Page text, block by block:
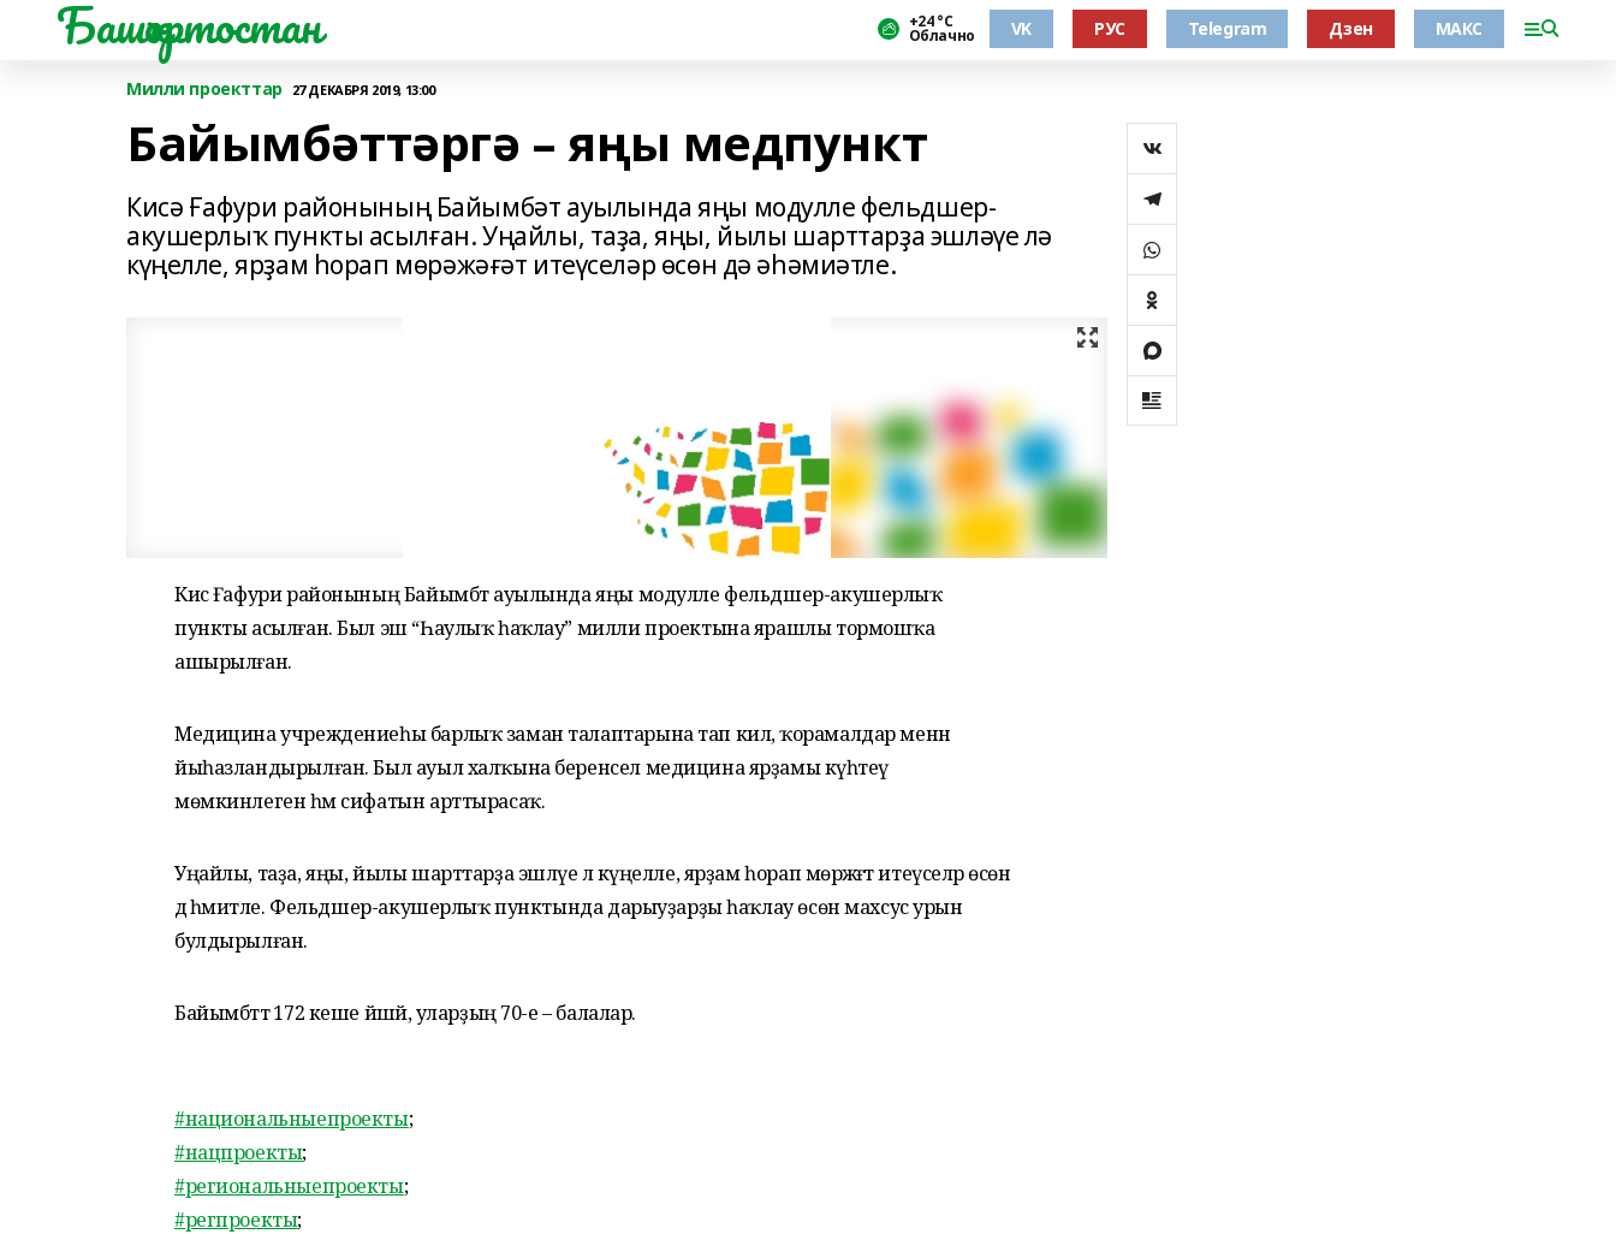
Башҡортостан +24 °С
Облачно VK РУС Telegram Дзен МАКС
Милли проекттар 27 ДЕКАБРЯ 2019, 13:00
Байымбәттәргә – яңы медпункт
Кисә Ғафури районының Байымбәт ауылында яңы модулле фельдшер-
акушерлыҡ пункты асылған. Уңайлы, таҙа, яңы, йылы шарттарҙа эшләүе лә
күңелле, ярҙам һорап мөрәжәғәт итеүселәр өсөн дә әһәмиәтле.
Кисә Ғафури районының Байымбәт ауылында яңы модулле фельдшер-акушерлыҡ
пункты асылған. Был эш “Һаулыҡ һаҡлау” милли проектына ярашлы тормошҡа
ашырылған.
Медицина учреждениеһы барлыҡ заман талаптарына тап килә, ҡорамалдар менән
йыһазландырылған. Был ауыл халҡына беренсел медицина ярҙамы күһәтеү
мөмкинлеген һәм сифатын арттырасаҡ.
Уңайлы, таҙа, яңы, йылы шарттарҙа эшләүе лә күңелле, ярҙам һорап мөрәжәғәт итеүселәр өсөн
дә әһәмиәтле. Фельдшер-акушерлыҡ пунктында дарыуҙарҙы һаҡлау өсөн махсус урын
булдырылған.
Байымбәттә 172 кеше йәшәй, уларҙың 70-е – балалар.
#национальныепроекты;
#нацпроекты;
#региональныепроекты;
#регпроекты;